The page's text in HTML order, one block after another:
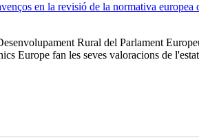
en la revisió de la normativa europea
Rural del Parlament
Europe fan les seves valoracions de